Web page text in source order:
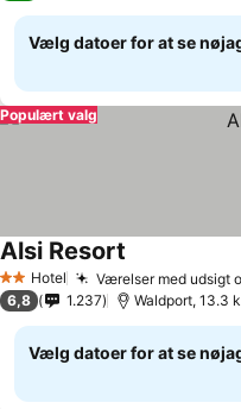
Vælg datoer for at se
Populært valg
2 Stjerner
Hotel Værelser med udsigt
Alsi Resort
6,8 1.237 Waldport, 13.3
Vælg datoer for at se